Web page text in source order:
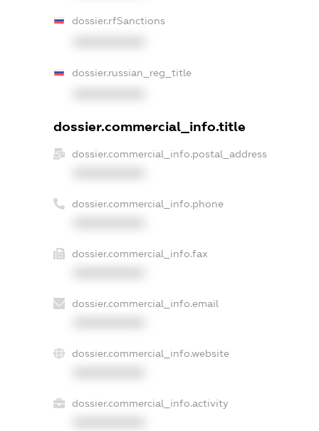
dossier.rfSanctions
dossier.russian_reg_title
dossier.commercial_info.title
dossier.commercial_info.postal_address
dossier.commercial_info.phone
dossier.commercial_info.fax
dossier.commercial_info.email
dossier.commercial_info.website
dossier.commercial_info.activity